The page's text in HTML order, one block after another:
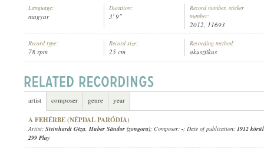
Language:
magyar
Duration:
3' 9"
Record number, sticker
number:
2012, 11693
Record type:
78 rpm
Record size:
25 cm
Recording method:
akusztikus
artist composer genre year
A FEHÉRBE (NÉPDAL PARÓDIA)
Artist: Steinhardt Géza, Huber Sándor (zongora); Composer: -; Date of publication: 1912 körül
299 Play